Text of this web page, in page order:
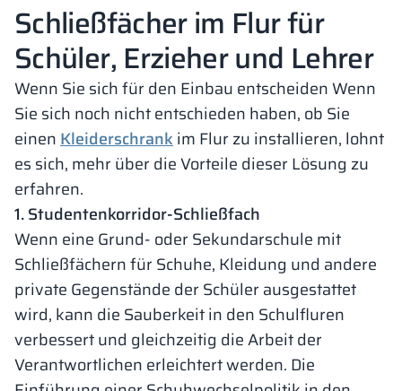
Schließfächer im Flur für
Schüler, Erzieher und Lehrer
Wenn Sie sich für den Einbau entscheiden Wenn
Sie sich noch nicht entschieden haben, ob Sie
einenKleiderschrankim Flur zu installieren, lohnt
es sich, mehr über die Vorteile dieser Lösung zu
erfahren.
1. Studentenkorridor-Schließfach
Wenn eine Grund- oder Sekundarschule mit
Schließfächern für Schuhe, Kleidung und andere
private Gegenstände der Schüler ausgestattet
wird, kann die Sauberkeit in den Schulfluren
verbessert und gleichzeitig die Arbeit der
Verantwortlichen erleichtert werden. Die